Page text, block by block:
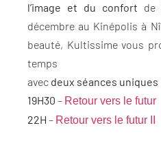
l’image et du confort de
décembre au Kinépolis à
beauté, Kultissime vous
temps
avec deux séances uniques
19H30 – Retour vers le futur
22H – Retour vers le futur II